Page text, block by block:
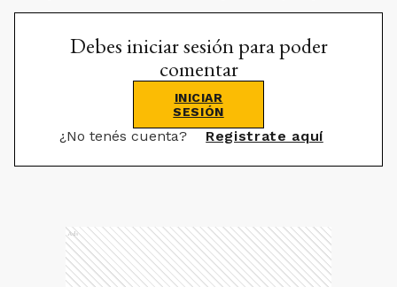
Debes iniciar sesión para poder
comentar
INICIAR
SESIÓN
¿No tenés cuenta? Registrate aquí
Ads